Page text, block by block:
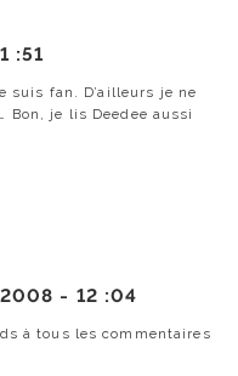
:51
suis fan. D’ailleurs je ne
Bon, je lis Deedee aussi
- 12 :04
à tous les commentaires